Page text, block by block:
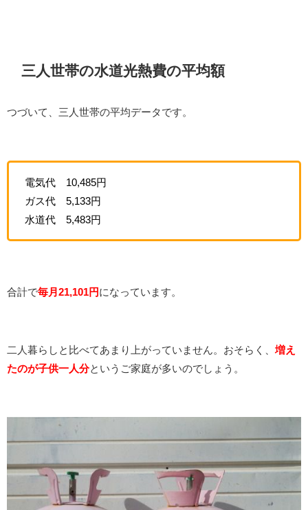
三人世帯の水道光熱費の平均額
つづいて、三人世帯の平均データです。
電気代 10,485円
ガス代 5,133円
水道代 5,483円
合計で毎月21,101円 になっています。
二人暮らしと比べてあまり上がっていません。おそらく、 増え
たのが子供一人分というご家庭が多いのでしょう。